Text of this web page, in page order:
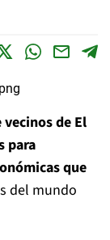
de El
para
que
del mundo